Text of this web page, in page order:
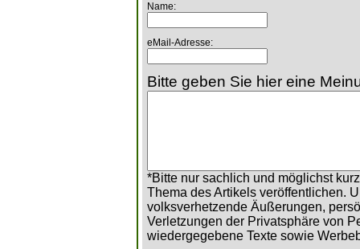
Name:
eMail-Adresse:
Bitte geben Sie hier eine
*Bitte nur sachlich und möglichst
Thema des Artikels veröffentlichen.
volksverhetzende Äußerungen,
Verletzungen der Privatsphäre von
wiedergegebene Texte sowie